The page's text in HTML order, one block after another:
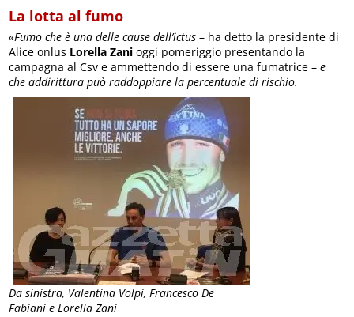
La lotta al fumo
«Fumo che è una delle cause dell’ictus – ha detto la presidente di
Alice onlus Lorella Zani oggi pomeriggio presentando la
campagna al Csv e ammettendo di essere una fumatrice –e
che addirittura può raddoppiare la percentuale di rischio.
Da sinistra, Valentina Volpi, Francesco De
Fabiani e Lorella Zani